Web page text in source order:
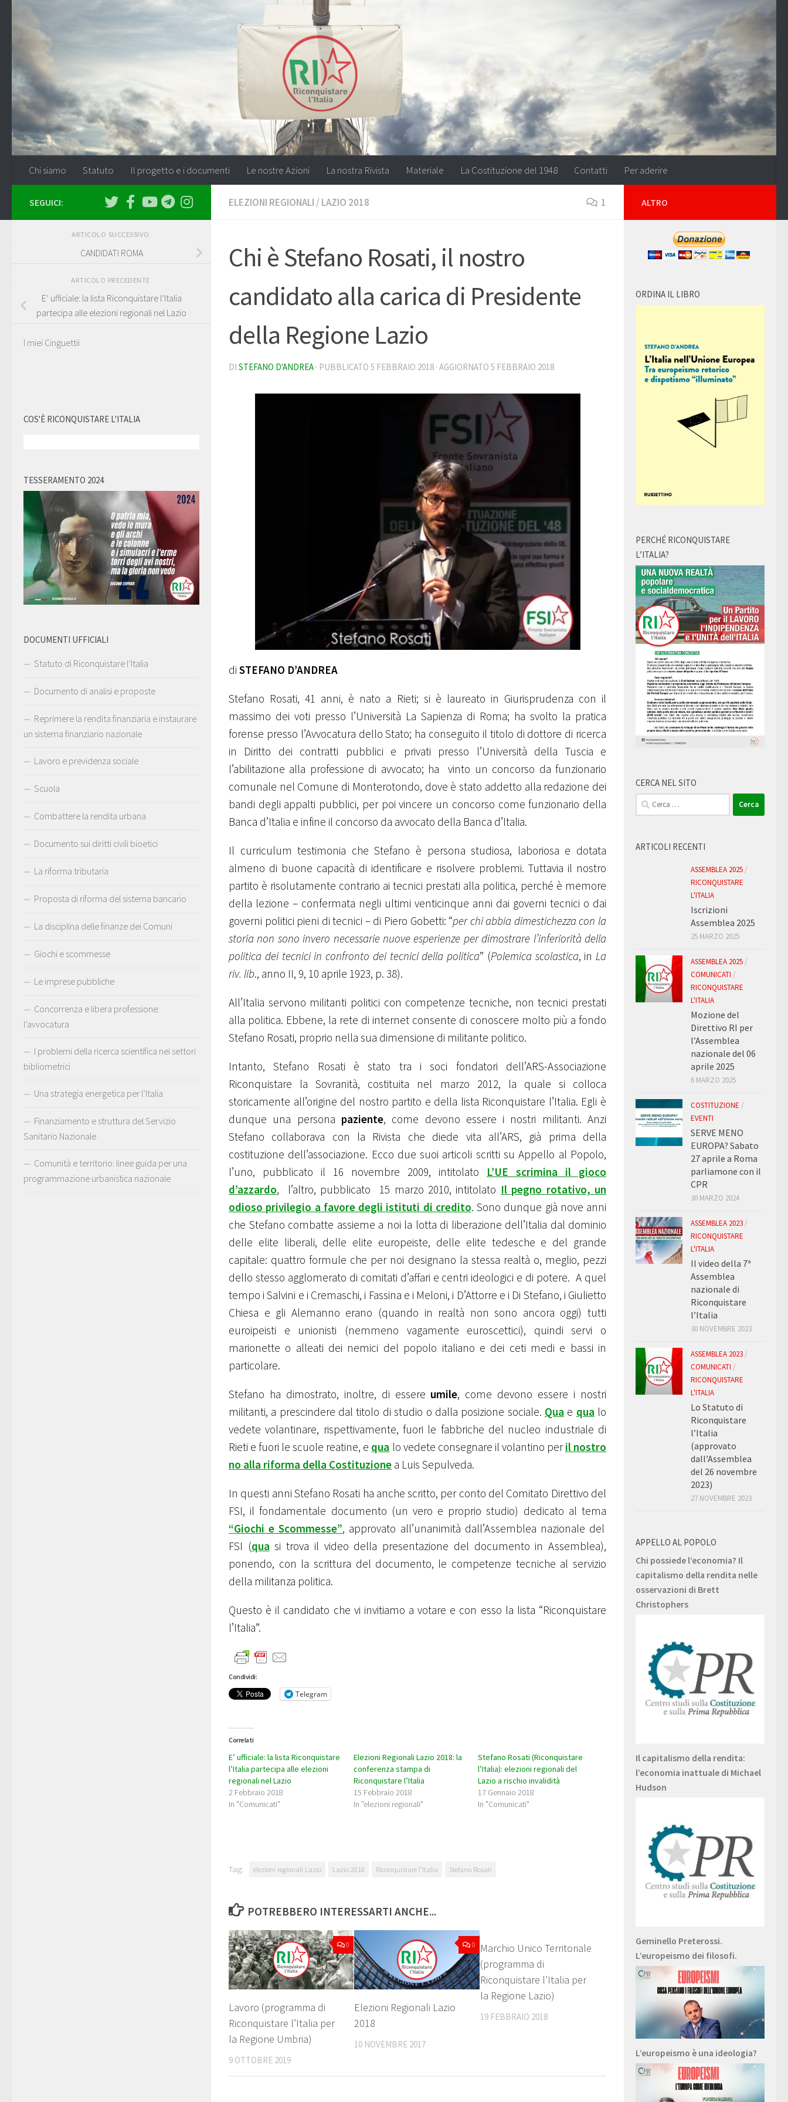
Salta al contenuto
Chi siamo Statuto Il progetto e i documenti Le nostre Azioni La nostra Rivista Materiale La Costituzione del 1948 Contatti Per aderire
ELEZIONI REGIONALI /LAZIO 2018 1
Chi è Stefano Rosati, il nostro
candidato alla carica di Presidente
della Regione Lazio
DI STEFANO D'ANDREA · PUBBLICATO 5 FEBBRAIO 2018 · AGGIORNATO 5 FEBBRAIO 2018
di STEFANO D’ANDREA
Stefano Rosati, 41 anni, è nato a Rieti; si è laureato in Giurisprudenza con il
massimo dei voti presso l’Università La Sapienza di Roma; ha svolto la pratica
forense presso l’Avvocatura dello Stato; ha conseguito il titolo di dottore di ricerca
in Diritto dei contratti pubblici e privati presso l’Università della Tuscia e
l’abilitazione alla professione di avvocato; ha vinto un concorso da funzionario
comunale nel Comune di Monterotondo, dove è stato addetto alla redazione dei
bandi degli appalti pubblici, per poi vincere un concorso come funzionario della
Banca d’Italia e infine il concorso da avvocato della Banca d’Italia.
Il curriculum testimonia che Stefano è persona studiosa, laboriosa e dotata
almeno di buone capacità di identificare e risolvere problemi. Tuttavia il nostro
partito è risolutamente contrario ai tecnici prestati alla politica, perché è memore
della lezione – confermata negli ultimi venticinque anni dai governi tecnici o dai
governi politici pieni di tecnici – di Piero Gobetti: “per chi abbia dimestichezza con la
storia non sono invero necessarie nuove esperienze per dimostrare l’inferiorità della
politica dei tecnici in confronto dei tecnici della politica” (Polemica scolastica, in La
riv. lib., anno II, 9, 10 aprile 1923, p. 38).
All’Italia servono militanti politici con competenze tecniche, non tecnici prestati
alla politica. Ebbene, la rete di internet consente di conoscere molto più a fondo
Stefano Rosati, proprio nella sua dimensione di militante politico.
Intanto, Stefano Rosati è stato tra i soci fondatori dell’ARS-Associazione
Riconquistare la Sovranità, costituita nel marzo 2012, la quale si colloca
storicamente all’origine del nostro partito e della lista Riconquistare l’Italia. Egli è
dunque una persona paziente, come devono essere i nostri militanti. Anzi
Stefano collaborava con la Rivista che diede vita all’ARS, già prima della
costituzione dell’associazione. Ecco due suoi articoli scritti su Appello al Popolo,
l’uno, pubblicato il 16 novembre 2009, intitolato L’UE scrimina il gioco
d’azzardo, l’altro, pubblicato 15 marzo 2010, intitolato Il pegno rotativo, un
odioso privilegio a favore degli istituti di credito. Sono dunque già nove anni
che Stefano combatte assieme a noi la lotta di liberazione dell’Italia dal dominio
delle elite liberali, delle elite europeiste, delle elite tedesche e del grande
capitale: quattro formule che per noi designano la stessa realtà o, meglio, pezzi
dello stesso agglomerato di comitati d’affari e centri ideologici e di potere. A quel
tempo i Salvini e i Cremaschi, i Fassina e i Meloni, i D’Attorre e i Di Stefano, i Giulietto
Chiesa e gli Alemanno erano (quando in realtà non sono ancora oggi) tutti
euroipeisti e unionisti (nemmeno vagamente euroscettici), quindi servi o
marionette o alleati dei nemici del popolo italiano e dei ceti medi e bassi in
particolare.
Stefano ha dimostrato, inoltre, di essere umile, come devono essere i nostri
militanti, a prescindere dal titolo di studio o dalla posizione sociale. Qua e qua lo
vedete volantinare, rispettivamente, fuori le fabbriche del nucleo industriale di
Rieti e fuori le scuole reatine, e qua lo vedete consegnare il volantino peril nostro
no alla riforma della Costituzione a Luis Sepulveda.
In questi anni Stefano Rosati ha anche scritto, per conto del Comitato Direttivo del
FSI, il fondamentale documento (un vero e proprio studio) dedicato al tema
“Giochi e Scommesse”, approvato all’unanimità dall’Assemblea nazionale del
FSI (qua si trova il video della presentazione del documento in Assemblea),
ponendo, con la scrittura del documento, le competenze tecniche al servizio
della militanza politica.
Questo è il candidato che vi invitiamo a votare e con esso la lista “Riconquistare
l’Italia”.
Condividi:
Telegram
Correlati
E’ ufficiale: la lista Riconquistare
l’Italia partecipa alle elezioni
regionali nel Lazio
2 Febbraio 2018
In "Comunicati"
Elezioni Regionali Lazio 2018: la
conferenza stampa di
Riconquistare l’Italia
15 Febbraio 2018
In "elezioni regionali"
Stefano Rosati (Riconquistare
l’Italia): elezioni regionali del
Lazio a rischio invalidità
17 Gennaio 2018
In "Comunicati"
Tag: elezioni regionali Lazio Lazio 2018 Riconquistare l’Italia Stefano Rosati
POTREBBERO INTERESSARTI ANCHE...
0
Lavoro (programma di
Riconquistare l’Italia per
la Regione Umbria)
9 OTTOBRE 2019
0
Elezioni Regionali Lazio
2018
10 NOVEMBRE 2017
Marchio Unico Territoriale
(programma di
Riconquistare l’Italia per
la Regione Lazio)
19 FEBBRAIO 2018
SEGUICI:
ARTICOLO SUCCESSIVO
CANDIDATI ROMA
ARTICOLO PRECEDENTE
E’ ufficiale: la lista Riconquistare l’Italia
partecipa alle elezioni regionali nel Lazio
I miei Cinguettii
COS'È RICONQUISTARE L'ITALIA
TESSERAMENTO 2024
DOCUMENTI UFFICIALI
Statuto di Riconquistare l’Italia
Documento di analisi e proposte
Reprimere la rendita finanziaria e instaurare
un sistema finanziario nazionale
Lavoro e previdenza sociale
Scuola
Combattere la rendita urbana
Documento sui diritti civili bioetici
La riforma tributaria
Proposta di riforma del sistema bancario
La disciplina delle finanze dei Comuni
Giochi e scommesse
Le imprese pubbliche
Concorrenza e libera professione:
l’avvocatura
I problemi della ricerca scientifica nei settori
bibliometrici
Una strategia energetica per l’Italia
Finanziamento e struttura del Servizio
Sanitario Nazionale
Comunità e territorio: linee guida per una
programmazione urbanistica nazionale
ALTRO
ORDINA IL LIBRO
PERCHÉ RICONQUISTARE
L’ITALIA?
CERCA NEL SITO
Ricerca
per:
ARTICOLI RECENTI
ASSEMBLEA 2025 /
RICONQUISTARE
L'ITALIA
Iscrizioni
Assemblea 2025
25 MARZO 2025
ASSEMBLEA 2025 /
COMUNICATI /
RICONQUISTARE
L'ITALIA
Mozione del
Direttivo RI per
l’Assemblea
nazionale del 06
aprile 2025
6 MARZO 2025
COSTITUZIONE /
EVENTI
SERVE MENO
EUROPA? Sabato
27 aprile a Roma
parliamone con il
CPR
30 MARZO 2024
ASSEMBLEA 2023 /
RICONQUISTARE
L'ITALIA
Il video della 7ª
Assemblea
nazionale di
Riconquistare
l’Italia
30 NOVEMBRE 2023
ASSEMBLEA 2023 /
COMUNICATI /
RICONQUISTARE
L'ITALIA
Lo Statuto di
Riconquistare
l’Italia
(approvato
dall’Assemblea
del 26 novembre
2023)
27 NOVEMBRE 2023
APPELLO AL POPOLO
Chi possiede l’economia? Il
capitalismo della rendita nelle
osservazioni di Brett
Christophers
Il capitalismo della rendita:
l’economia inattuale di Michael
Hudson
Geminello Preterossi.
L’europeismo dei filosofi.
L’europeismo è una ideologia?